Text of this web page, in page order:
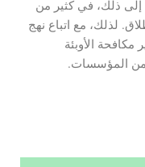
إلى ذلك، في كثير من
لذلك، مع اتباع نهج
مكافحة الأوبئة
من المؤسسات.